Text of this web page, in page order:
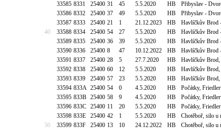
33585 8331 25400 31 45 5.5.2020 HB
Přibyslav -
33586 8332 25400 37 49 5.5.2020 HB
Přibyslav -
33587 8333 25400 21 1 21.12.2023 HB
Havlíčkův Brod
40
33588 8334 25400 54 27 5.5.2020 HB
Havlíčkův Brod
33589 8335 25400 36 39 5.5.2020 HB
Havlíčkův Brod
33590 8336 25400 8 47 10.12.2022 HB
Havlíčkův Brod
33591 8337 25400 28 5 27.7.2020 HB
Havlíčkův Brod,
33592 8338 25400 60 12 5.5.2020 HB
Havlíčkův Brod,
33593 8339 25400 57 23 5.5.2020 HB
Havlíčkův Brod,
33594 833A 25400 54 0 4.5.2020 HB
Počátky,
33595 833B 25400 58 9 4.5.2020 HB
Počátky,
33596 833C 25400 11 20 5.5.2020 HB
Počátky,
33598 833E 25400 42 1 5.5.2020 HB
Chotěboř, silo u
50
33599 833F 25400 13 10 24.12.2022 HB
Chotěboř, silo u